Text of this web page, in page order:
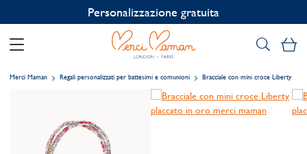
Personalizzazione gratuita
Il
Merci Maman Regali personalizzati per battesimi e comunioni Bracciale con mini croce Liberty